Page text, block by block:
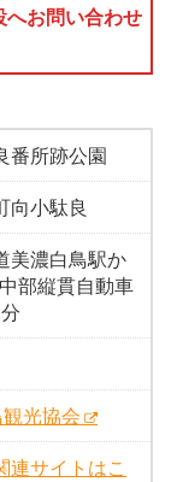
お問い合わせ
番所跡公園
向小駄良
美濃白鳥駅か
部縦貫自動車
光協会
連サイトはこ